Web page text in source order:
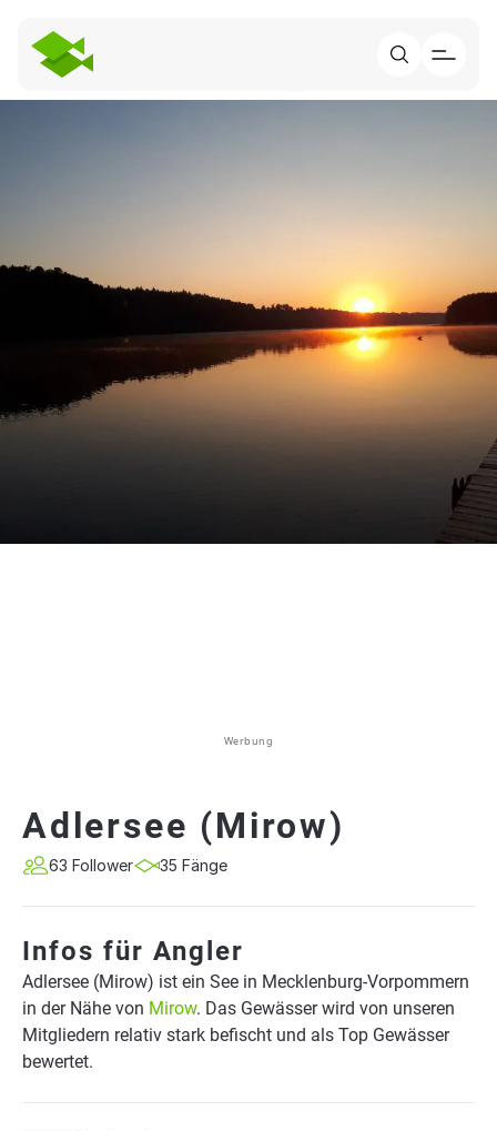
Werbung
Adlersee (Mirow)
63 Follower 35 Fänge
Infos für Angler
Adlersee (Mirow) ist ein See in Mecklenburg-Vorpommern
in der Nähe von Mirow. Das Gewässer wird von unseren
Mitgliedern relativ stark befischt und als Top Gewässer
bewertet.